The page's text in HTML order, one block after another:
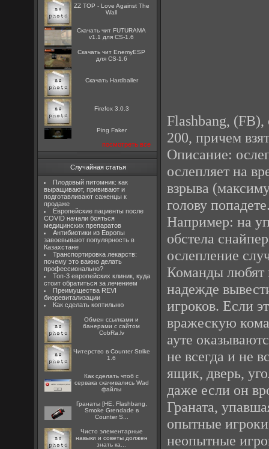
ZZ TOP - Love Against The
Wall
Скачать чит FUTURAMA
v1.1 для CS-1.6
Скачать чит EnemyESP
для CS-1.6
Скачать Hardballer
Firefox 3.0.3
Ping Faker
посмотреть все
Случайная статья
Плодовый питомник: как
выращивают, прививают и
подготавливают саженцы к
продаже
Европейские пациенты после
COVID начали бояться
медицинских препаратов
Антибиотики из Европы
завоевывают популярность в
Казахстане
Транспортировка лекарств:
почему это важно делать
профессионально?
Топ-3 европейских клиник, куда
стоит обратиться за лечением
Преимущества REVI
биоревитализации
Как сделать коптильню
Oбмен ссылками и
банерами с сайтом
CobRa.lv
Читерство в Counter Strike
1.6
Как сделать чтоб с
сервака скачивались Wad
файлы
Гранаты [HE, Flashbang,
Smoke Grendade в
Counter S...
Чисто элементарные
навыки и советы должен
знать ка...
Flashbang,
200, причем
Описание:
ослепляет на
взрыва
голову
Например: на
обстела
ослепление
Команды любят
надежде
игроков. Если
вражескую
ауте
не всегда и не
ящик, дверь,
даже если он
Граната,
опытные
неопытные